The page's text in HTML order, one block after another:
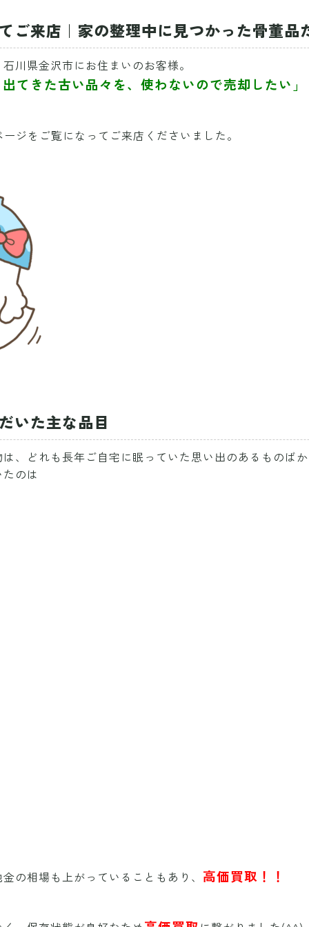
ご来店｜家の整理中に見つかった骨董品
川県金沢市にお住まいのお客様。
てきた古い品々を、使わないので売却したい」
ジをご覧になってご来店くださいました。
いた主な品目
、どれも長年ご自宅に眠っていた思い出のあるものば
のは
の相場も上がっていることもあり、 高価買取！！